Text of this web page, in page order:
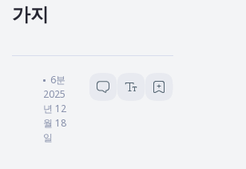
가지
세이헬로
6분 소요
2025
년 12
월 18
일